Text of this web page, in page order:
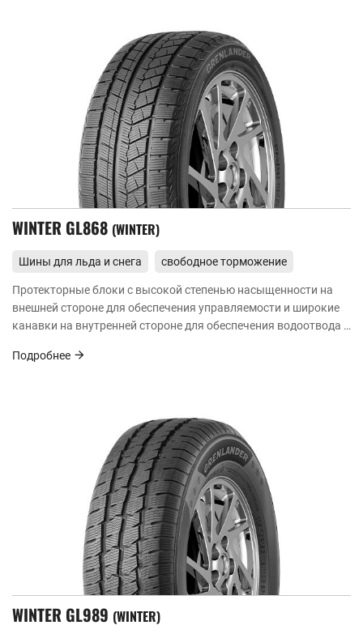
WINTER GL868 WINTER
Шины для льда и снега
свободное торможение
Протекторные блоки с высокой степенью насыщенности на
внешней стороне для обеспечения управляемости и широкие
канавки на внутренней стороне для обеспечения водоотвода и
Подробнее
WINTER GL989 WINTER